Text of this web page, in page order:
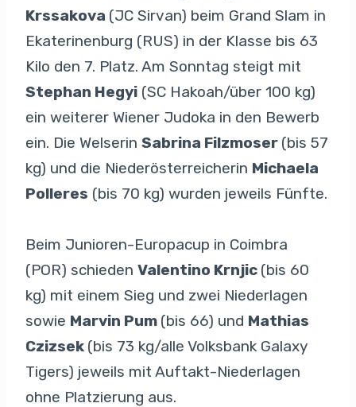
Krssakova (JC Sirvan) beim Grand Slam in
Ekaterinenburg (RUS) in der Klasse bis 63
Kilo den 7. Platz. Am Sonntag steigt mit
Stephan Hegyi (SC Hakoah/über 100 kg)
ein weiterer Wiener Judoka in den Bewerb
ein. Die Welserin Sabrina Filzmoser (bis 57
kg) und die Niederösterreicherin Michaela
Polleres (bis 70 kg) wurden jeweils Fünfte.
Beim Junioren-Europacup in Coimbra
(POR) schieden Valentino Krnjic (bis 60
kg) mit einem Sieg und zwei Niederlagen
sowie Marvin Pum (bis 66) und Mathias
Czizsek (bis 73 kg/alle Volksbank Galaxy
Tigers) jeweils mit Auftakt-Niederlagen
ohne Platzierung aus.